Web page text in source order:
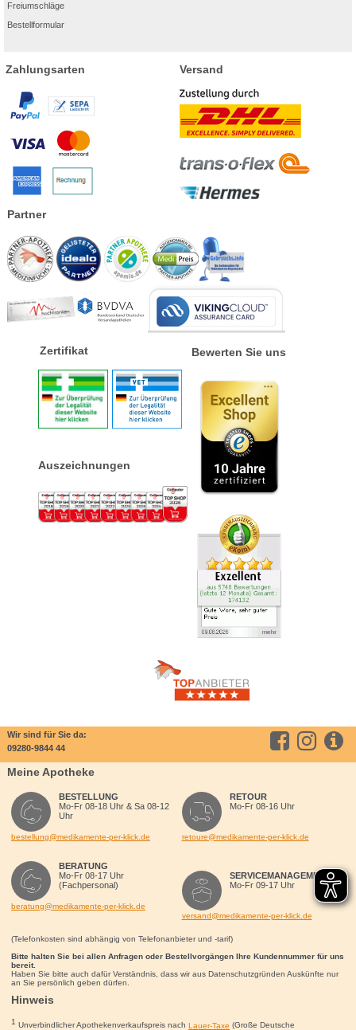
Freiumschläge
Bestellformular
Zahlungsarten Versand
Partner
Zertifikat
Auszeichnungen
Bewerten Sie uns
Wir sind für Sie da:
09280-9844 44
Meine Apotheke
BESTELLUNG
Mo-Fr 08-18 Uhr & Sa 08-12
Uhr
bestellung@medikamente-per-klick.de
BERATUNG
Mo-Fr 08-17 Uhr
(Fachpersonal)
beratung@medikamente-per-klick.de
RETOUR
Mo-Fr 08-16 Uhr
retoure@medikamente-per-klick.de
SERVICEMANAGEMENT
Mo-Fr 09-17 Uhr
versand@medikamente-per-klick.de
(Telefonkosten sind abhängig von Telefonanbieter und -tarif)
Bitte halten Sie bei allen Anfragen oder Bestellvorgängen Ihre Kundennummer für uns
bereit.
Haben Sie bitte auch dafür Verständnis, dass wir aus Datenschutzgründen Auskünfte nur
an Sie persönlich geben dürfen.
Hinweis
1 Unverbindlicher Apothekenverkaufspreis nach Lauer-Taxe (Große Deutsche